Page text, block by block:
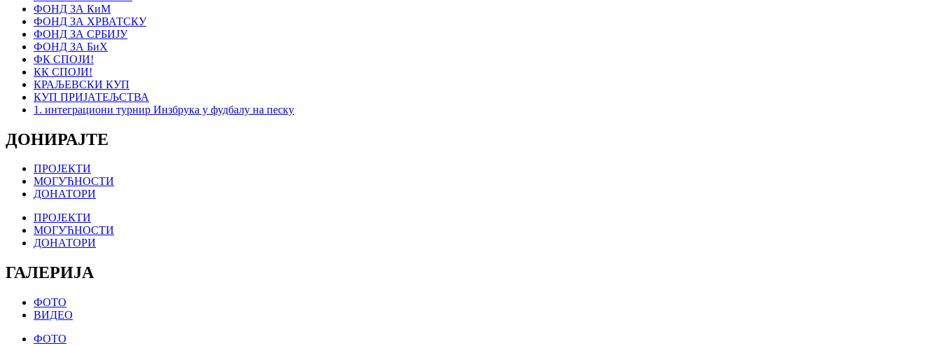
ФОНД ЗА КиМ
ФОНД ЗА ХРВАТСКУ
ФОНД ЗА СРБИЈУ
ФОНД ЗА БиХ
ФК СПОЈИ!
КК СПОЈИ!
КРАЉЕВСКИ КУП
КУП ПРИЈАТЕЉСТВА
1. интеграциони турнир Инзбрука у фудбалу на песку
ДОНИРАЈТЕ
ПРОЈЕКТИ
МОГУЋНОСТИ
ДОНАТОРИ
ПРОЈЕКТИ
МОГУЋНОСТИ
ДОНАТОРИ
ГАЛЕРИЈА
ФОТО
ВИДЕО
ФОТО